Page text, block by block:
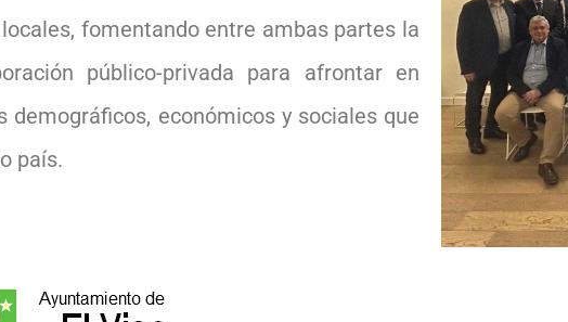
fomentando entre ambas partes la
público-privada para afrontar en
demográficos, económicos y sociales que
país.